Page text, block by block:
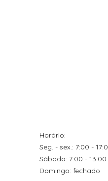
Horário:
Seg. - sex.: 7:00 -
​​Sábado: 7:00 - 13:00
​Domingo: fechado